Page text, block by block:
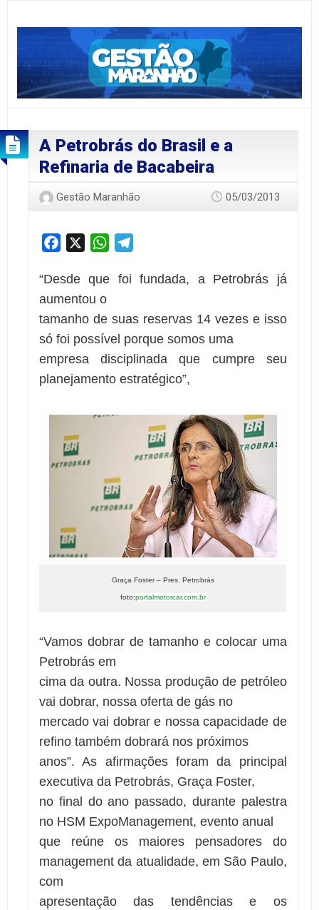
A Petrobrás do Brasil e a
Refinaria de Bacabeira
Gestão Maranhão 05/03/2013
Facebook WhatsApp
“Desde que foi fundada, a Petrobrás já
aumentou o
tamanho de suas reservas 14 vezes e isso
só foi possível porque somos uma
empresa disciplinada que cumpre seu
planejamento estratégico”,
Graça Foster – Pres. Petrobrás
foto:portalmotorcar.com.br
“Vamos dobrar de tamanho e colocar uma
Petrobrás em
cima da outra. Nossa produção de petróleo
vai dobrar, nossa oferta de gás no
mercado vai dobrar e nossa capacidade de
refino também dobrará nos próximos
anos”. As afirmações foram da principal
executiva da Petrobrás, Graça Foster,
no final do ano passado, durante palestra
no HSM ExpoManagement, evento anual
que reúne os maiores pensadores do
management da atualidade, em São Paulo,
com
apresentação das tendências e os